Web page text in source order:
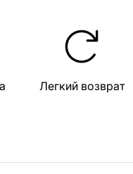
Легкий возврат